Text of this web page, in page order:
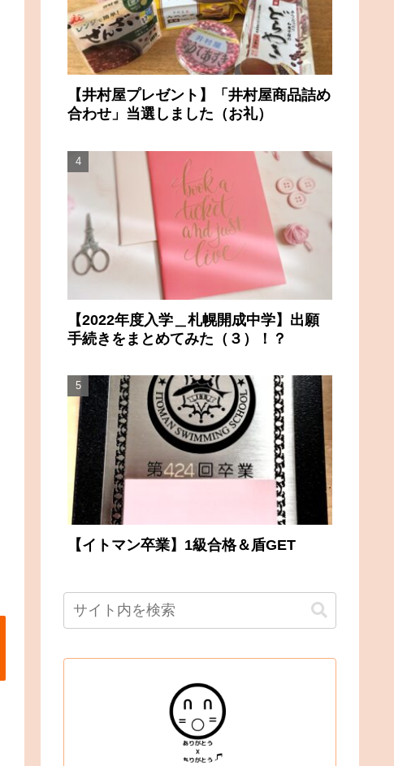
【井村屋プレゼント】「井村屋商品詰め
合わせ」当選しました（お礼）
【2022年度入学＿札幌開成中学】出願
手続きをまとめてみた（３）！？
【イトマン卒業】1級合格＆盾GET